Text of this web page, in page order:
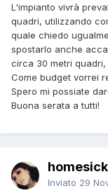
L'impianto vivrà
quadri, utilizzando
quale chiedo
spostarlo anche
circa 30 metri
Come budget vorrei
Spero mi possiate
Buona serata a tutti!
homesick
Inviato 29